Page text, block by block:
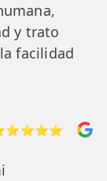
y trato
facilidad